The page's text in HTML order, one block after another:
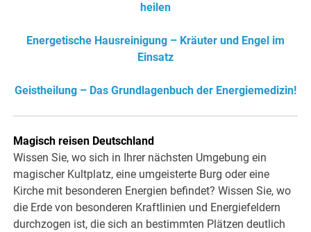
heilen
Energetische Hausreinigung – Kräuter und Engel im
Einsatz
Geistheilung – Das Grundlagenbuch der Energiemedizin!
Magisch reisen Deutschland
Wissen Sie, wo sich in Ihrer nächsten Umgebung ein
magischer Kultplatz, eine umgeisterte Burg oder eine
Kirche mit besonderen Energien befindet? Wissen Sie, wo
die Erde von besonderen Kraftlinien und Energiefeldern
durchzogen ist, die sich an bestimmten Plätzen deutlich